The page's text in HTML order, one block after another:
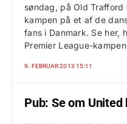
søndag, på Old Trafford
kampen på et af de
fans i Danmark. Se her,
Premier League-
9. FEBRUAR 2013 15:11
Pub: Se om